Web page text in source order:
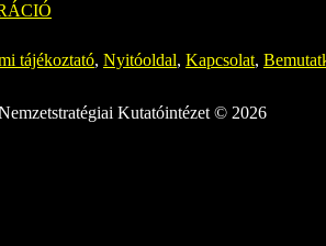
tájékoztató, Nyitóoldal, Kapcsolat,
Kutatóintézet © 2026